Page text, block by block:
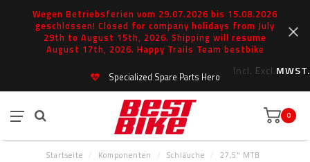
Wegen Betriebsferien vom 29.07.2026 bis 15.08.2026
geschlossen! Closed for company holidays from July
29th to August 15th, 2026. Shipping will resume
August 17th, 2026. Happy Trails Team bestbike
Incl. Excl.MWST.
Specialized Spare Parts Hero
0
Startseite / Komponenten / Schläuche / 27,5" MTB